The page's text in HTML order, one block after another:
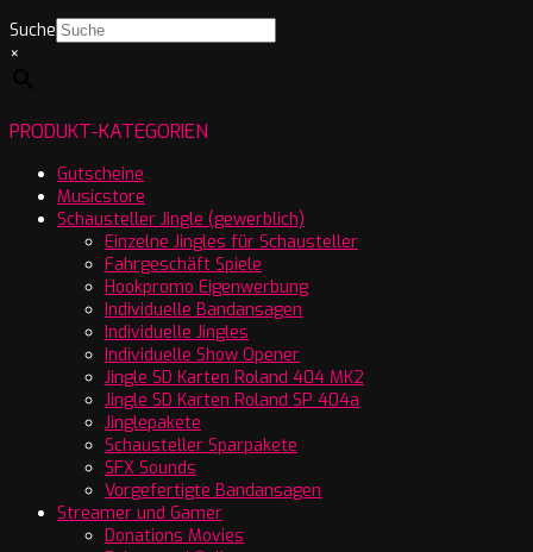
Suche
×
PRODUKT-KATEGORIEN
Gutscheine
Musicstore
Schausteller Jingle (gewerblich)
Einzelne Jingles für Schausteller
Fahrgeschäft Spiele
Hookpromo Eigenwerbung
Individuelle Bandansagen
Individuelle Jingles
Individuelle Show Opener
Jingle SD Karten Roland 404 MK2
Jingle SD Karten Roland SP 404a
Jinglepakete
Schausteller Sparpakete
SFX Sounds
Vorgefertigte Bandansagen
Streamer und Gamer
Donations Movies